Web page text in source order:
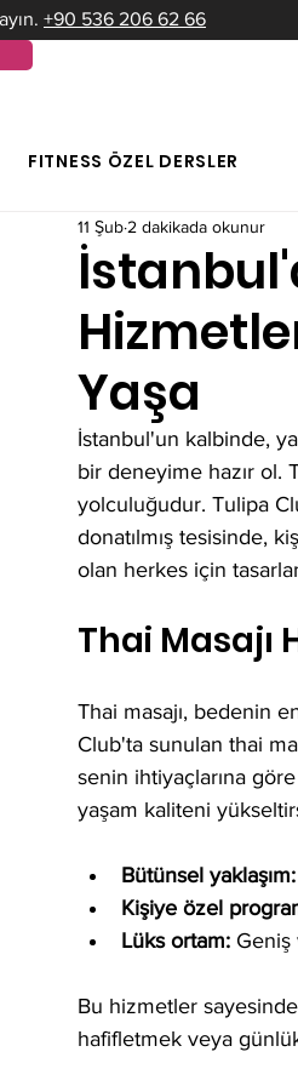
+90 536 206 62 66
FITNESS ÖZEL DERSLER
Yaşa
11 Şub 2 dakikada okunur
İstanbul'un kalbinde,
bir deneyime hazır ol.
yolculuğudur. Tulipa
donatılmış tesisinde,
olan herkes için
Thai Masajı
Thai masajı, bedenin
Club'ta sunulan thai
senin ihtiyaçlarına
yaşam kaliteni
Bütünsel yaklaşım:
Kişiye özel
Lüks ortam: Geniş
Bu hizmetler
hafifletmek veya